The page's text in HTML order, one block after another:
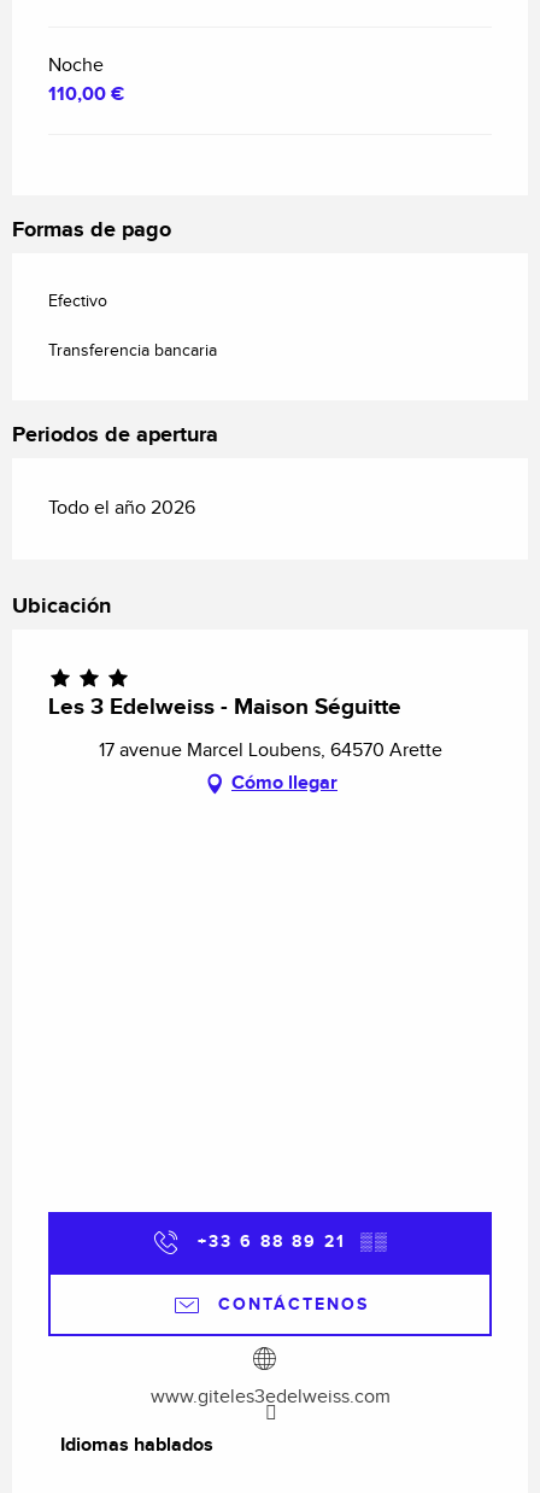
Noche
110,00 €
Formas de pago
Efectivo
Transferencia bancaria
Periodos de apertura
Todo el año 2026
Ubicación
Les 3 Edelweiss - Maison Séguitte
17 avenue Marcel Loubens, 64570 Arette
Cómo llegar
+33 6 88 89 21 ▒▒
CONTÁCTENOS
www.giteles3edelweiss.com
Idiomas hablados
Idiomas hablados